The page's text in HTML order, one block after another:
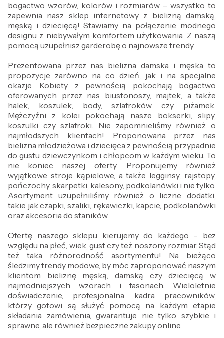
bogactwo wzorów, kolorów i rozmiarów – wszystko to
zapewnia nasz sklep internetowy z bielizną damską,
męską i dziecięcą! Stawiamy na połączenie modnego
designu z niebywałym komfortem użytkowania. Z naszą
pomocą uzupełnisz garderobę o najnowsze trendy.
Prezentowana przez nas bielizna damska i męska to
propozycje zarówno na co dzień, jak i na specjalne
okazje. Kobiety z pewnością pokochają bogactwo
oferowanych przez nas biustonoszy, majtek, a także
halek, koszulek, body, szlafroków czy piżamek.
Mężczyźni z kolei pokochają nasze bokserki, slipy,
koszulki czy szlafroki. Nie zapomnieliśmy również o
najmłodszych klientach! Proponowana przez nas
bielizna młodzieżowa i dziecięca z pewnością przypadnie
do gustu dziewczynkom i chłopcom w każdym wieku. To
nie koniec naszej oferty. Proponujemy również
wyjątkowe stroje kąpielowe, a także legginsy, rajstopy,
pończochy, skarpetki, kalesony, podkolanówki i nie tylko.
Asortyment uzupełniliśmy również o liczne dodatki,
takie jak czapki, szaliki, rękawiczki, kapcie, podkolanówki
oraz akcesoria do staników.
Ofertę naszego sklepu kierujemy do każdego – bez
względu na płeć, wiek, gust czy też noszony rozmiar. Stąd
też taka różnorodność asortymentu! Na bieżąco
śledzimy trendy modowe, by móc zaproponować naszym
klientom bieliznę męską, damską czy dziecięcą w
najmodniejszych wzorach i fasonach. Wieloletnie
doświadczenie, profesjonalna kadra pracowników,
którzy gotowi są służyć pomocą na każdym etapie
składania zamówienia, gwarantuje nie tylko szybkie i
sprawne, ale również bezpieczne zakupy online.